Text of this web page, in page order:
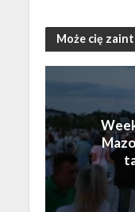
Może cię